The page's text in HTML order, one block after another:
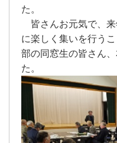
た。
皆さんお元気で、来
に楽しく集いを行う
部の同窓生の皆さん
た。